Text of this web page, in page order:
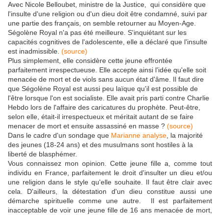
Avec Nicole Belloubet, ministre de la Justice, qui considère que
l'insulte d'une religion ou d'un dieu doit être condamné, suivi par
une partie des français, on semble retourner au Moyen-Age.
Ségolène Royal n'a pas été meilleure. S'inquiétant sur les
capacités cognitives de l'adolescente, elle a déclaré que l'insulte
est inadmissible. (source)
Plus simplement, elle considère cette jeune effrontée
parfaitement irrespectueuse. Elle accepte ainsi l'idée qu'elle soit
menacée de mort et de viols sans aucun état d'âme. Il faut dire
que Ségolène Royal est aussi peu laïque qu'il est possible de
l'être lorsque l'on est socialiste. Elle avait pris parti contre Charlie
Hebdo lors de l'affaire des caricatures du prophète. Peut-être,
selon elle, était-il irrespectueux et méritait autant de se faire
menacer de mort et ensuite assassiné en masse ? (source)
Dans le cadre d'un sondage que Marianne analyse , la majorité
des jeunes (18-24 ans) et des musulmans sont hostiles à la
liberté de blasphémer.
Vous connaissez mon opinion. Cette jeune fille a, comme tout
individu en France, parfaitement le droit d'insulter un dieu et/ou
une religion dans le style qu'elle souhaite. Il faut être clair avec
cela. D'ailleurs, la détestation d'un dieu constitue aussi une
démarche spirituelle comme une autre. Il est parfaitement
inacceptable de voir une jeune fille de 16 ans menacée de mort,